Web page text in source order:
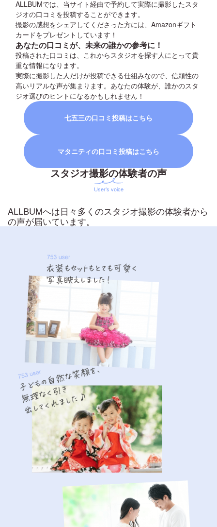
ALLBUMでは、当サイト経由で予約して実際に撮影したスタ
ジオの口コミを投稿することができます。
撮影の感想をシェアしてくださった方には、Amazonギフト
カードをプレゼントしています！
あなたの口コミが、未来の誰かの参考に！
投稿された口コミは、これからスタジオを探す人にとって貴
重な情報になります。
実際に撮影した人だけが投稿できる仕組みなので、信頼性の
高いリアルな声が集まります。あなたの体験が、誰かのスタ
ジオ選びのヒントになるかもしれません！
七五三の口コミ投稿はこちら
マタニティの口コミ投稿はこちら
スタジオ撮影の体験者の声
User’s voice
ALLBUMへは日々多くのスタジオ撮影の体験者から
の声が届いています。